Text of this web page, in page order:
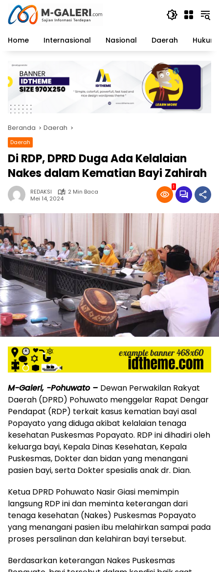
Langsung
konten
Home
Internasional Nasional Daerah
Beranda Daerah
Daerah
Di RDP, DPRD Duga Ada Kelalaian
Nakes dalam Kematian Bayi Zahirah
REDAKSI
2 Min Baca
Mei 14, 2024
1
M-Galeri, -Pohuwato – Dewan Perwakilan Rakyat
Daerah (DPRD) Pohuwato menggelar Rapat Dengar
Pendapat (RDP) terkait kasus kematian bayi asal
Popayato yang diduga akibat kelalaian tenaga
kesehatan Puskesmas Popayato. RDP ini dihadiri oleh
keluarga bayi, Kepala Dinas Kesehatan, Kepala
Puskesmas, Dokter dan bidan yang menangani
pasien bayi, serta Dokter spesialis anak dr. Dian.
Ketua DPRD Pohuwato Nasir Giasi memimpin
langsung RDP ini dan meminta keterangan dari
tenaga kesehatan (Nakes) Puskesmas Popayato
yang menangani pasien ibu melahirkan sampai pada
proses persalinan dan kelahiran bayi tersebut.
Berdasarkan keterangan Nakes Puskesmas